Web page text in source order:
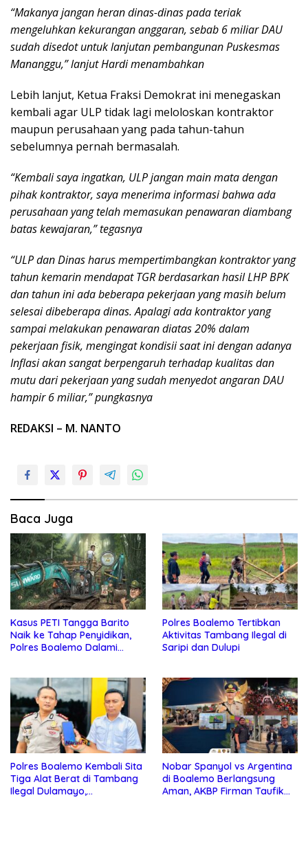
“Makanya jangan heran dinas-dinas pada teriak
mengeluhkan kekurangan anggaran, sebab 6 miliar DAU
sudah disedot untuk lanjutan pembangunan Puskesmas
Mananggu,” lanjut Hardi menambahkan
Lebih lanjut, Ketua Fraksi Demokrat ini menegaskan
kembali agar ULP tidak lagi meloloskan kontraktor
maupun perusahaan yang pada tahun-tahun
sebelumnya pernah bermasalah.
“Kembali saya ingatkan, ULP jangan main mata dengan
pihak kontraktor, saya menerima informasi bahwa ada
perusahaan yang telah memasukan penawaran diambang
batas kewajaran,” tegasnya
“ULP dan Dinas harus mempertimbangkan kontraktor yang
tahun kemarin mendapat TGR berdasarkan hasil LHP BPK
dan tahun ini ada beberapa pekerjaan yang masih belum
selesai dibeberapa dinas. Apalagi ada kontraktor yang
sampai melakukan penawaran diatas 20% dalam
pekerjaan fisik, mengingat kondisii saat ini dengan adanya
Inflasi akan sangat berpengaruh terhadap kualitas dan
mutu dari pekerjaan yang sudah menyedot angaran DAU
hampir 6 miliar,” pungkasnya
REDAKSI – M. NANTO
Baca Juga
Kasus PETI Tangga Barito
Naik ke Tahap Penyidikan,
Polres Boalemo Dalami
Polres Boalemo Tertibkan
Aktivitas Tambang Ilegal di
Saripi dan Dulupi
Polres Boalemo Kembali Sita
Tiga Alat Berat di Tambang
Ilegal Dulamayo,
Nobar Spanyol vs Argentina
di Boalemo Berlangsung
Aman, AKBP Firman Taufik